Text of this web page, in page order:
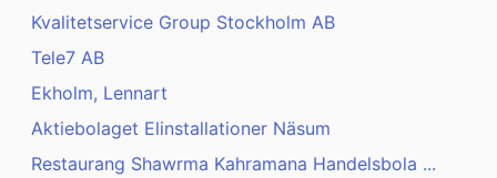
Kvalitetservice Group Stockholm AB
Tele7 AB
Ekholm, Lennart
Aktiebolaget Elinstallationer Näsum
Restaurang Shawrma Kahramana Handelsbola ...